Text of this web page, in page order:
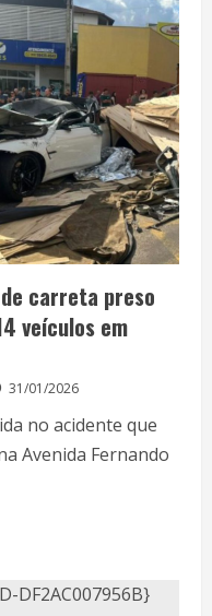
carreta preso
veículos em
31/01/2026
no acidente que
Avenida Fernando